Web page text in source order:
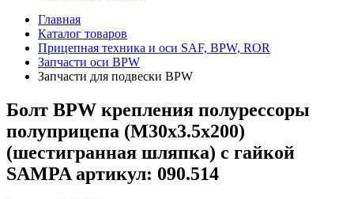
Главная
Каталог товаров
Прицепная техника и оси SAF, BPW, ROR
Запчасти оси BPW
Запчасти для подвески BPW
Болт BPW крепления полурессоры
полуприцепа (М30х3.5х200)
(шестигранная шляпка) с гайкой
SAMPA артикул: 090.514